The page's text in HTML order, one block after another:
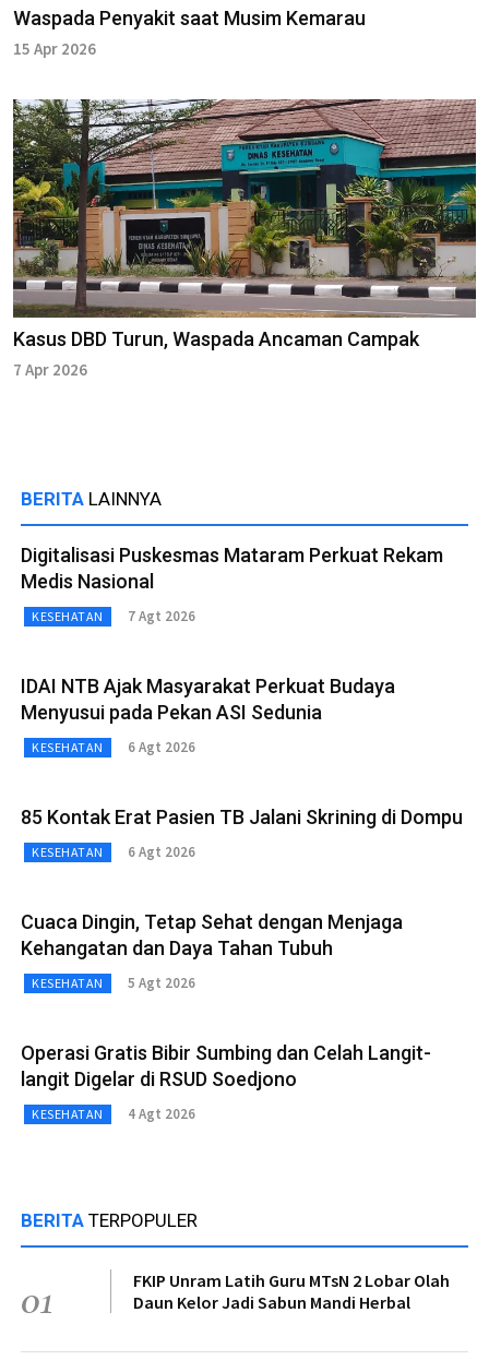
Waspada Penyakit saat Musim Kemarau
15 Apr 2026
Kasus DBD Turun, Waspada Ancaman Campak
7 Apr 2026
BERITA LAINNYA
Digitalisasi Puskesmas Mataram Perkuat Rekam
Medis Nasional
KESEHATAN 7 Agt 2026
IDAI NTB Ajak Masyarakat Perkuat Budaya
Menyusui pada Pekan ASI Sedunia
KESEHATAN 6 Agt 2026
85 Kontak Erat Pasien TB Jalani Skrining di Dompu
KESEHATAN 6 Agt 2026
Cuaca Dingin, Tetap Sehat dengan Menjaga
Kehangatan dan Daya Tahan Tubuh
KESEHATAN 5 Agt 2026
Operasi Gratis Bibir Sumbing dan Celah Langit-
langit Digelar di RSUD Soedjono
KESEHATAN 4 Agt 2026
BERITA TERPOPULER
01
FKIP Unram Latih Guru MTsN 2 Lobar Olah
Daun Kelor Jadi Sabun Mandi Herbal